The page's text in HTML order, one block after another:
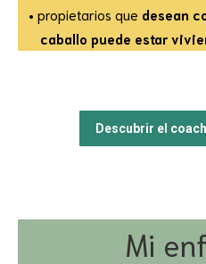
• propietarios que desean
caballo puede estar
Descubrir el
Mi